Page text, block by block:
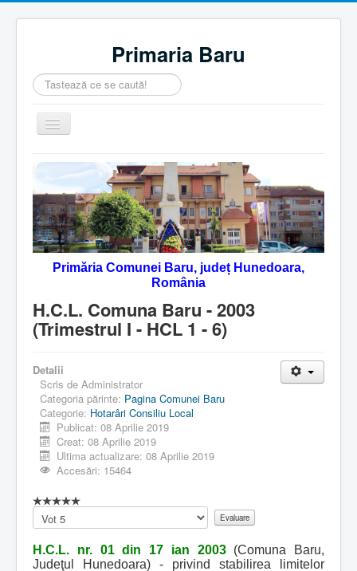
Primaria Baru
Căutare
...
Comută
navigarea
Home
Despre noi
Noutăţi
Contact
Servicii Online
Primăria Comunei Baru, județ Hunedoara,
România
H.C.L. Comuna Baru - 2003
(Trimestrul I - HCL 1 - 6)
Detalii
Scris de Administrator
Categoria părinte: Pagina Comunei Baru
Categorie: Hotarâri Consiliu Local
Publicat: 08 Aprilie 2019
Creat: 08 Aprilie 2019
Ultima actualizare: 08 Aprilie 2019
Accesări: 15464
Vă
rugăm
să
evaluați
H.C.L. nr. 01 din 17 ian 2003(Comuna Baru,
Judeţul Hunedoara) - privind stabilirea limitelor